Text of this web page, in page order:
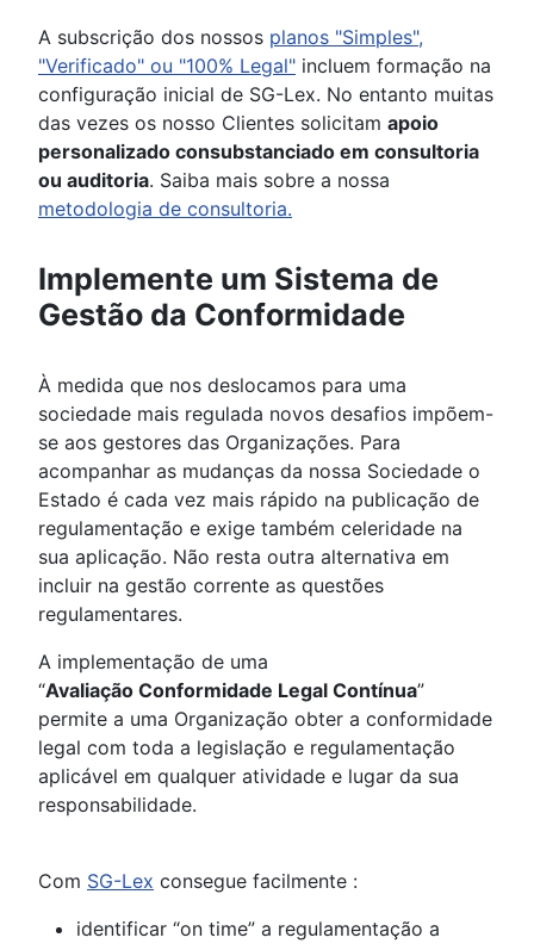
A subscrição dos nossos planos "Simples",
"Verificado" ou "100% Legal" incluem formação na
configuração inicial de SG-Lex. No entanto muitas
das vezes os nosso Clientes solicitam apoio
personalizado consubstanciado em consultoria
ou auditoria. Saiba mais sobre a nossa
metodologia de consultoria.
Implemente um Sistema de
Gestão da Conformidade
À medida que nos deslocamos para uma
sociedade mais regulada novos desafios impõem-
se aos gestores das Organizações. Para
acompanhar as mudanças da nossa Sociedade o
Estado é cada vez mais rápido na publicação de
regulamentação e exige também celeridade na
sua aplicação. Não resta outra alternativa em
incluir na gestão corrente as questões
regulamentares.
A implementação de uma
“Avaliação Conformidade Legal Contínua”
permite a uma Organização obter a conformidade
legal com toda a legislação e regulamentação
aplicável em qualquer atividade e lugar da sua
responsabilidade.
Com SG-Lex consegue facilmente :
identificar “on time” a regulamentação a